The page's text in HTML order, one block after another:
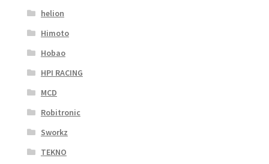
helion
Himoto
Hobao
HPI RACING
MCD
Robitronic
Sworkz
TEKNO